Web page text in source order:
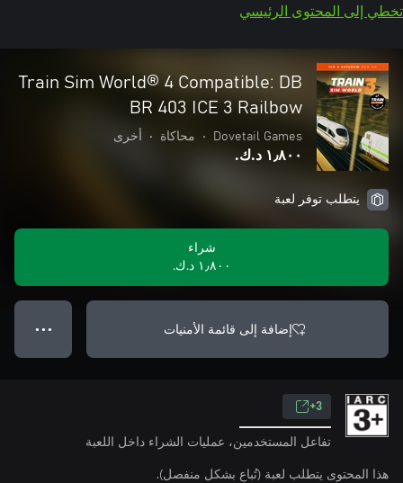
تخطي إلى المحتوى الرئيسي
Train Sim World® 4 Compatible: DB
BR 403 ICE 3 Railbow
Dovetail Games
• محاكاة • أخرى
١٫٨٠٠ د.ك.‏
يتطلب توفر لعبة
شراء
١٫٨٠٠ د.ك.‏
إضافة إلى قائمة الأمنيات ● ● ●
3+
تفاعل المستخدمين، عمليات الشراء داخل اللعبة
هذا المحتوى يتطلب لعبة (تُباع بشكل منفصل).